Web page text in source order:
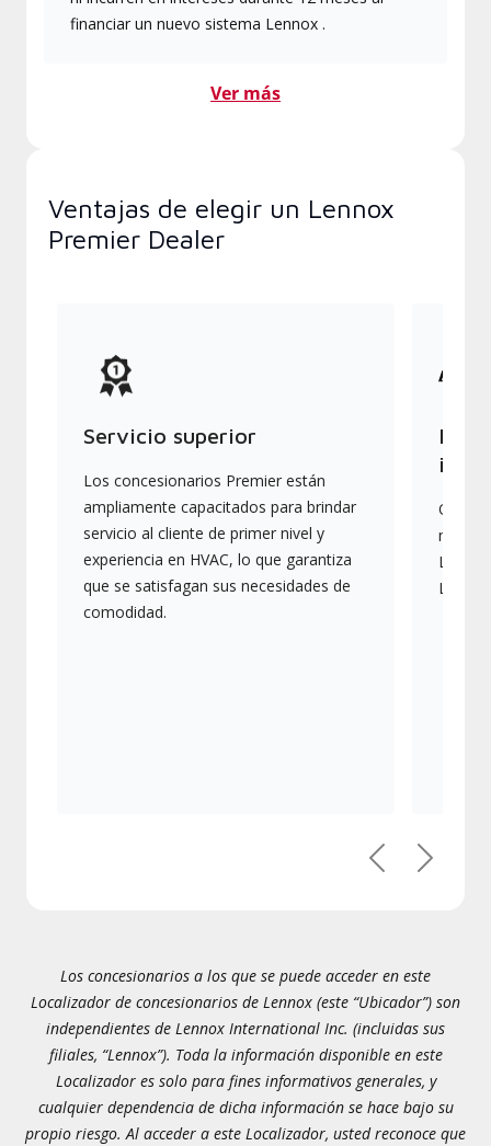
financiar un nuevo sistema Lennox .
Ver más
Ventajas de elegir un Lennox
Premier Dealer
Servicio superior
Los concesionarios Premier están
ampliamente capacitados para brindar
servicio al cliente de primer nivel y
experiencia en HVAC, lo que garantiza
que se satisfagan sus necesidades de
comodidad.
más
Anterior
Los concesionarios a los que se puede acceder en este
Localizador de concesionarios de Lennox (este “Ubicador”) son
independientes de Lennox International Inc. (incluidas sus
filiales, “Lennox”). Toda la información disponible en este
Localizador es solo para fines informativos generales, y
cualquier dependencia de dicha información se hace bajo su
propio riesgo. Al acceder a este Localizador, usted reconoce que